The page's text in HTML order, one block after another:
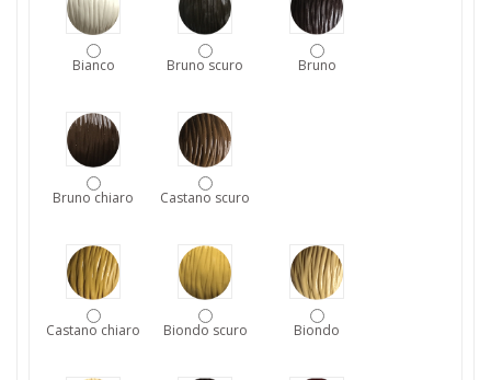
Bianco Bruno scuro Bruno
Bruno chiaro Castano scuro
Castano chiaro Biondo scuro Biondo